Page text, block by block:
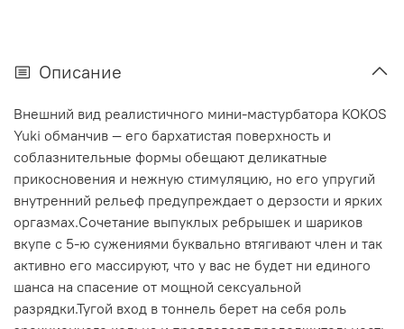
Описание
Внешний вид реалистичного мини-мастурбатора KOKOS
Yuki обманчив — его бархатистая поверхность и
соблазнительные формы обещают деликатные
прикосновения и нежную стимуляцию, но его упругий
внутренний рельеф предупреждает о дерзости и ярких
оргазмах.Сочетание выпуклых ребрышек и шариков
вкупе с 5-ю сужениями буквально втягивают член и так
активно его массируют, что у вас не будет ни единого
шанса на спасение от мощной сексуальной
разрядки.Тугой вход в тоннель берет на себя роль